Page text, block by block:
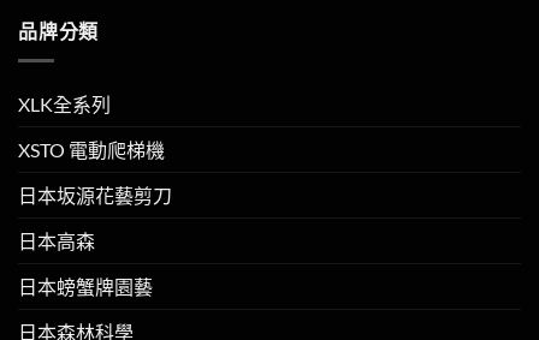
品牌分類
XLK全系列
XSTO 電動爬梯機
日本坂源花藝剪刀
日本高森
日本螃蟹牌園藝
日本森林科學